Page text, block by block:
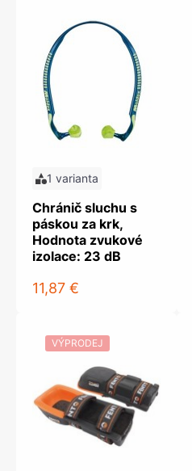
1 varianta
Chránič sluchu s
páskou za krk,
Hodnota zvukové
izolace: 23 dB
11,87 €
VÝPRODEJ